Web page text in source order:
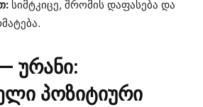
სიმტკიცე, შრომის დაფასება და
ურანი:
პოზიტიური